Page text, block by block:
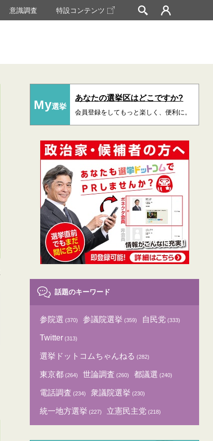
意識調査 特設コンテンツ
My選挙
あなたの選挙区はどこですか?
会員登録をしてもっと楽しく、便利に。
話題のキーワード
参院選 (370) 参議院選挙 (359) 自民党 (333)
Twitter (313)
選挙ドットコムちゃんねる (282)
東京都 (264) 世論調査 (260) 都議選 (240)
電話調査 (234) 衆議院選挙 (230)
統一地方選挙 (227) 立憲民主党 (218)